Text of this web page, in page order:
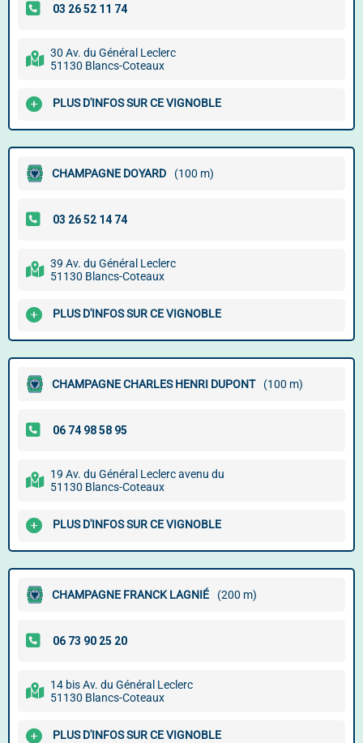
30 Av. du Général Leclerc
51130 Blancs-Coteaux
PLUS D'INFOS SUR CE VIGNOBLE
CHAMPAGNE DOYARD (100 m)
39 Av. du Général Leclerc
51130 Blancs-Coteaux
PLUS D'INFOS SUR CE VIGNOBLE
CHAMPAGNE CHARLES HENRI DUPONT (100 m)
19 Av. du Général Leclerc avenu du
51130 Blancs-Coteaux
PLUS D'INFOS SUR CE VIGNOBLE
CHAMPAGNE FRANCK LAGNIÉ (200 m)
14 bis Av. du Général Leclerc
51130 Blancs-Coteaux
PLUS D'INFOS SUR CE VIGNOBLE